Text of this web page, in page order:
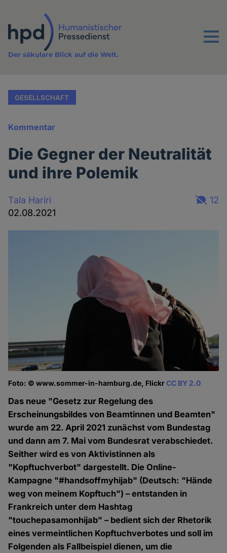
Inhalt
Menu
Der säkulare Blick auf die Welt.
GESELLSCHAFT
Kommentar
Die Gegner der Neutralität
und ihre Polemik
Tala Hariri
02.08.2021
12
Foto: © www.sommer-in-hamburg.de, FlickrCC BY 2.0
Das neue "Gesetz zur Regelung des
Erscheinungsbildes von Beamtinnen und Beamten"
wurde am 22. April 2021 zunächst vom Bundestag
und dann am 7. Mai vom Bundesrat verabschiedet.
Seither wird es von Aktivistinnen als
"Kopftuchverbot" dargestellt. Die Online-
Kampagne "#handsoffmyhijab" (Deutsch: "Hände
weg von meinem Kopftuch") – entstanden in
Frankreich unter dem Hashtag
"touchepasamonhijab" – bedient sich der Rhetorik
eines vermeintlichen Kopftuchverbotes und soll im
Folgenden als Fallbeispiel dienen, um die